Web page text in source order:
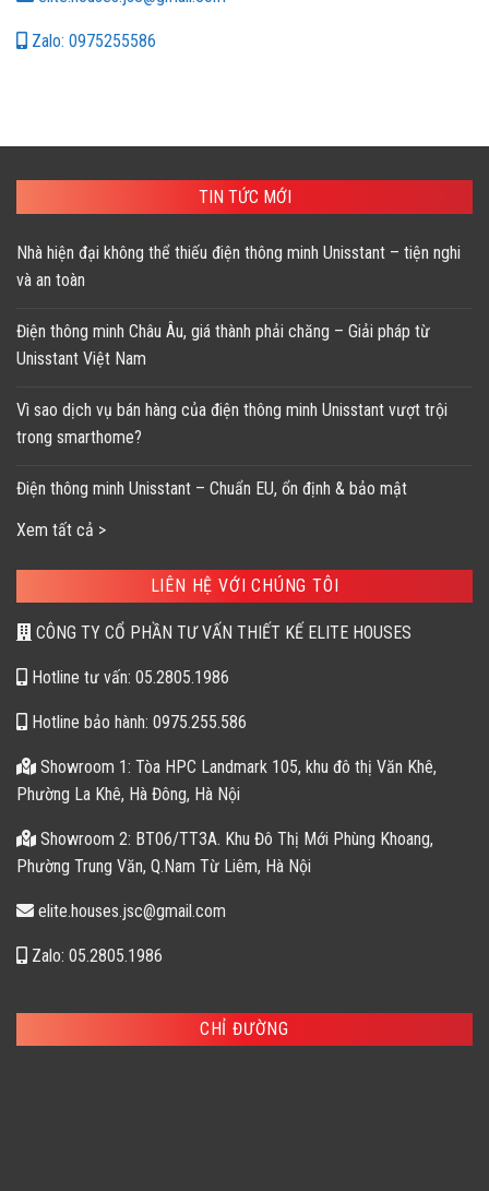
Zalo: 0975255586
TIN TỨC MỚI
Nhà hiện đại không thể thiếu điện thông minh Unisstant – tiện nghi
và an toàn
Điện thông minh Châu Âu, giá thành phải chăng – Giải pháp từ
Unisstant Việt Nam
Vì sao dịch vụ bán hàng của điện thông minh Unisstant vượt trội
trong smarthome?
Điện thông minh Unisstant – Chuẩn EU, ổn định & bảo mật
Xem tất cả >
LIÊN HỆ VỚI CHÚNG TÔI
CÔNG TY CỔ PHẦN TƯ VẤN THIẾT KẾ ELITE HOUSES
Hotline tư vấn: 05.2805.1986
Hotline bảo hành: 0975.255.586
Showroom 1: Tòa HPC Landmark 105, khu đô thị Văn Khê,
Phường La Khê, Hà Đông, Hà Nội
Showroom 2: BT06/TT3A. Khu Đô Thị Mới Phùng Khoang,
Phường Trung Văn, Q.Nam Từ Liêm, Hà Nội
elite.houses.jsc@gmail.com
Zalo: 05.2805.1986
CHỈ ĐƯỜNG